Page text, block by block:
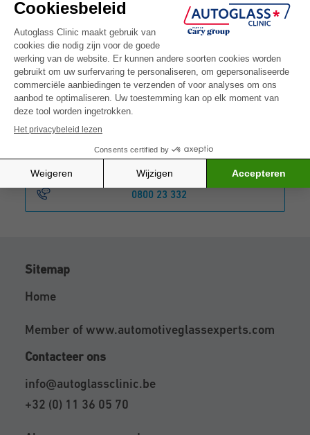
Dinsdag
Woensdag 08:30 - 17:00
Donderdag 08:30 - 17:00
Vrijdag 08:30 - 17:00
Maak online een afspraak
0800 23 332
Sitemap
Home
Member ofwww.automotiveglassexperts.com
Contacteer ons
info@autoglassclinic.be
+32 (0) 11 36 05 70